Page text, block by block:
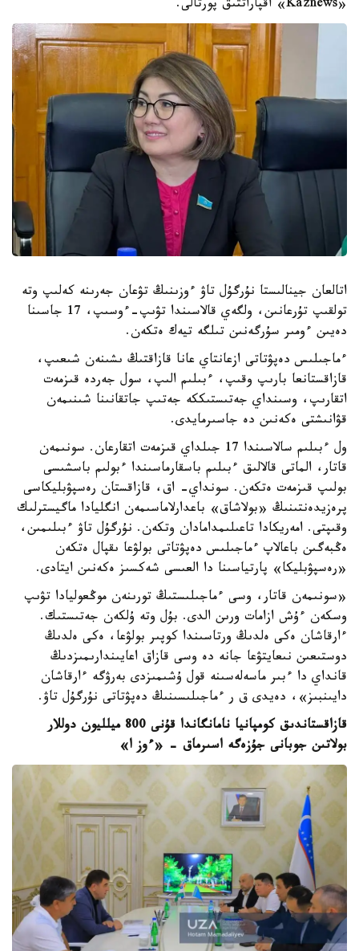
«Kaznews» اقپاراتتىق پورتالى.
اتالعان جينالىستا نۇرگۇل تاۋ ءوزىنىڭ تۋعان جەرىنە كەلىپ وتە
تولقىپ تۇرعانىن، ولگەي قالاسىندا تۋىپ-ءوسىپ، 17 جاسىنا
دەيىن ءومىر سۇرگەنىن تىلگە تيەك ەتكەن.
ءماجىلىس دەپۋتاتى ازعانتاي عانا قازاقتىڭ ىشىنەن شىعىپ،
قازاقستانعا بارىپ وقىپ، ءبىلىم الىپ، سول جەردە قىزمەت
اتقارىپ، وسىنداي جەتىستىككە جەتىپ جاتقانىنا شىنىمەن
قۋانىشتى ەكەنىن دە جاسىرمايدى.
ول ءبىلىم سالاسىندا 17 جىلداي قىزمەت اتقارعان. سونىمەن
قاتار، الماتى قالالىق ءبىلىم باسقارماسىندا ءبولىم باسشىسى
بولىپ قىزمەت ەتكەن. سونداي- اق، قازاقستان رەسپۋبليكاسى
پرەزيدەنتىنىڭ «بولاشاق» باعدارلاماسىمەن انگليادا ماگيسترلىك
وقىپتى. امەريكادا تاعىلىمدامادان وتكەن. نۇرگۇل تاۋ ءبىلىمىن،
ەڭبەگىن باعالاپ ءماجىلىس دەپۋتاتى بولۋعا ىقپال ەتكەن
«رەسپۋبليكا» پارتياسىنا دا العىسى شەكسىز ەكەنىن ايتادى.
«سونىمەن قاتار، وسى ءماجىلىستىڭ تورىنەن موڭعوليادا تۋىپ
وسكەن ءۇش ازامات ورىن الدى. بۇل وتە ۇلكەن جەتىستىك.
ءارقاشان ەكى ەلدىڭ ورتاسىندا كوپىر بولۋعا، ەكى ەلدىڭ
دوستىعىن نىعايتۋعا جانە دە وسى قازاق اعايىندارىمىزدىڭ
قانداي دا ءبىر ماسەلەسىنە قول ۇشىمىزدى بەرۋگە ءارقاشان
دايىنبىز»، دەيدى ق ر ءماجىلىسىنىڭ دەپۋتاتى نۇرگۇل تاۋ.
قازاقستاندىق كومپانيا نامانگاندا قۇنى 800 ميلليون دوللار
بولاتىن جوبانى جۇزەگە اسىرماق - «ءوز ا»